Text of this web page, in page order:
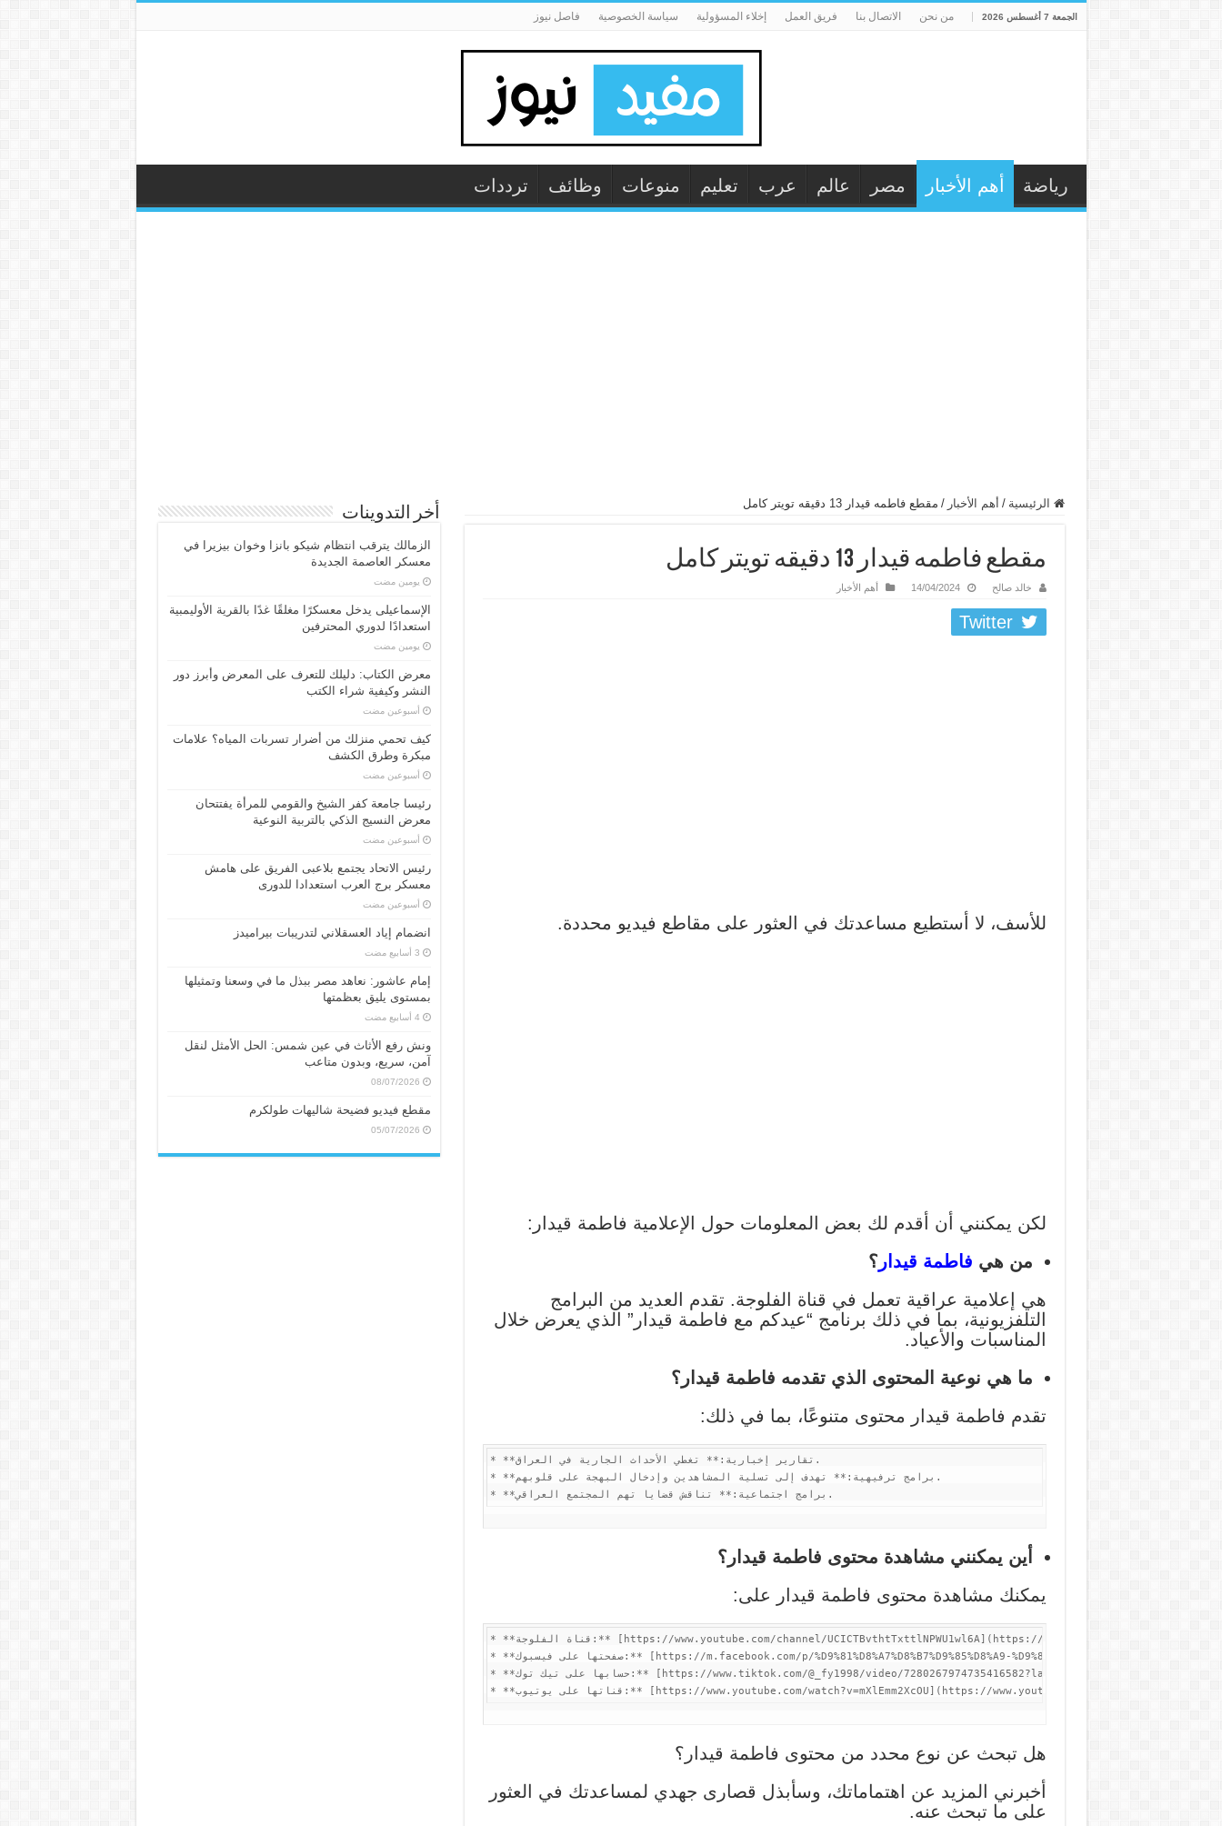
الجمعة 7 أغسطس 2026 من نحن الاتصال بنا فريق العمل إخلاء المسؤولية سياسة الخصوصية فاصل نيوز
رياضة أهم الأخبار مصر عالم عرب تعليم منوعات وظائف ترددات
الرئيسية / أهم الأخبار / مقطع فاطمه قيدار 13 دقيقه تويتر كامل
مقطع فاطمه قيدار 13 دقيقه تويتر كامل
خالد صالح 14/04/2024 أهم الأخبار
Twitter
للأسف، لا أستطيع مساعدتك في العثور على مقاطع فيديو محددة.
لكن يمكنني أن أقدم لك بعض المعلومات حول الإعلامية فاطمة قيدار:
من هي فاطمة قيدار ؟
هي إعلامية عراقية تعمل في قناة الفلوجة. تقدم العديد من البرامج
التلفزيونية، بما في ذلك برنامج “عيدكم مع فاطمة قيدار” الذي يعرض خلال
المناسبات والأعياد.
ما هي نوعية المحتوى الذي تقدمه فاطمة قيدار؟
تقدم فاطمة قيدار محتوى متنوعًا، بما في ذلك:
* **تقارير إخبارية:** تغطي الأحداث الجارية في العراق.
* **برامج ترفيهية:** تهدف إلى تسلية المشاهدين وإدخال البهجة على قلوبهم.
أين يمكنني مشاهدة محتوى فاطمة قيدار؟
يمكنك مشاهدة محتوى فاطمة قيدار على:
* **قناة الفلوجة:** [https://www.youtube.com/channel/UCICTBvthtTxttlNPWU1wl6A](https://www.youtube.com/channel/UCICTBvthtTxttlNPWU1wl6A)
* **صفحتها على فيسبوك:** [https://m.facebook.com/p/%D9%81%D8%A7%D8%B7%D9%85%D8%A9-%D9%82%D9%8A%D8%AF%D8%A7%D8%B1-100078367059296/](https://m.facebook.com/p/%D9%81%D8%A7%D8%B7%D9%85%D8%A9-%D9%82%D9%8A%D8%AF%D8%A7%D8%B1-100078367059296/)
* **حسابها على تيك توك:** [https://www.tiktok.com/@_fy1998/video/7280267974735416582?lang=en](https://www.tiktok.com/@_fy1998/video/7280267974735416582?lang=en)
هل تبحث عن نوع محدد من محتوى فاطمة قيدار؟
أخبرني المزيد عن اهتماماتك، وسأبذل قصارى جهدي لمساعدتك في العثور
على ما تبحث عنه.
أخر التدوينات
الزمالك يترقب انتظام شيكو بانزا وخوان بيزيرا في
معسكر العاصمة الجديدة
‏يومين مضت
الإسماعیلی یدخل معسكرًا مغلقًا غدًا بالقرية الأوليمبية
استعدادًا لدوري المحترفين
‏يومين مضت
معرض الكتاب: دليلك للتعرف على المعرض وأبرز دور
النشر وكيفية شراء الكتب
‏أسبوعين مضت
كيف تحمي منزلك من أضرار تسربات المياه؟ علامات
مبكرة وطرق الكشف
‏أسبوعين مضت
رئيسا جامعة كفر الشيخ والقومي للمرأة يفتتحان
معرض النسيج الذكي بالتربية النوعية
‏أسبوعين مضت
رئيس الاتحاد يجتمع بلاعبى الفريق على هامش
معسكر برج العرب استعدادا للدورى
‏أسبوعين مضت
انضمام إياد العسقلاني لتدريبات بيراميدز
إمام عاشور: نعاهد مصر ببذل ما في وسعنا وتمثيلها
بمستوى يليق بعظمتها
ونش رفع الأثاث في عين شمس: الحل الأمثل لنقل
آمن، سريع، وبدون متاعب
08/07/2026
مقطع فيديو فضيحة شاليهات طولكرم
05/07/2026